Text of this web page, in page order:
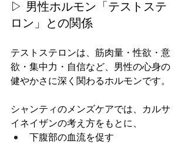
▷ 男性ホルモン「テストステ
ロン」との関係
テストステロンは、筋肉量・性欲・意
欲・集中力・自信など、男性の心身の
健やかさに深く関わるホルモンです。
シャンティのメンズケアでは、カルサ
イネイザンの考え方をもとに、
下腹部の血流を促す